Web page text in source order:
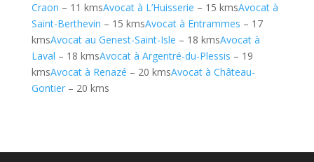
Craon – 11 kmsAvocat à L’Huisserie – 15 kmsAvocat à
Saint-Berthevin – 15 kmsAvocat à Entrammes – 17
kmsAvocat au Genest-Saint-Isle – 18 kmsAvocat à
Laval – 18 kmsAvocat à Argentré-du-Plessis – 19
kmsAvocat à Renazé – 20 kmsAvocat à Château-
Gontier– 20 kms